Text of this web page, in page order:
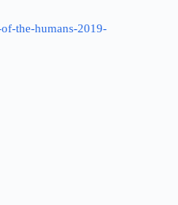
the-humans-2019-